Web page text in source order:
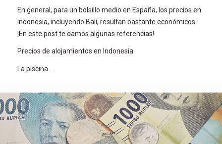
En general, para un bolsillo medio en España, los precios en
Indonesia, incluyendo Bali, resultan bastante económicos.
¡En este post te damos algunas referencias!
Precios de alojamientos en Indonesia
La piscina…